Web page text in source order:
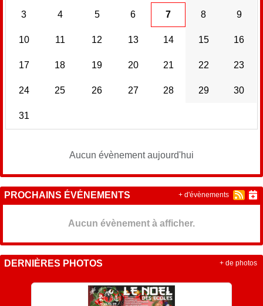
3 4 5 6 7 8 9
10 11 12 13 14 15 16
17 18 19 20 21 22 23
24 25 26 27 28 29 30
31
Aucun évènement aujourd'hui
PROCHAINS ÉVÉNEMENTS
Aucun évènement à afficher.
+ d'évènements
DERNIÈRES PHOTOS + de photos